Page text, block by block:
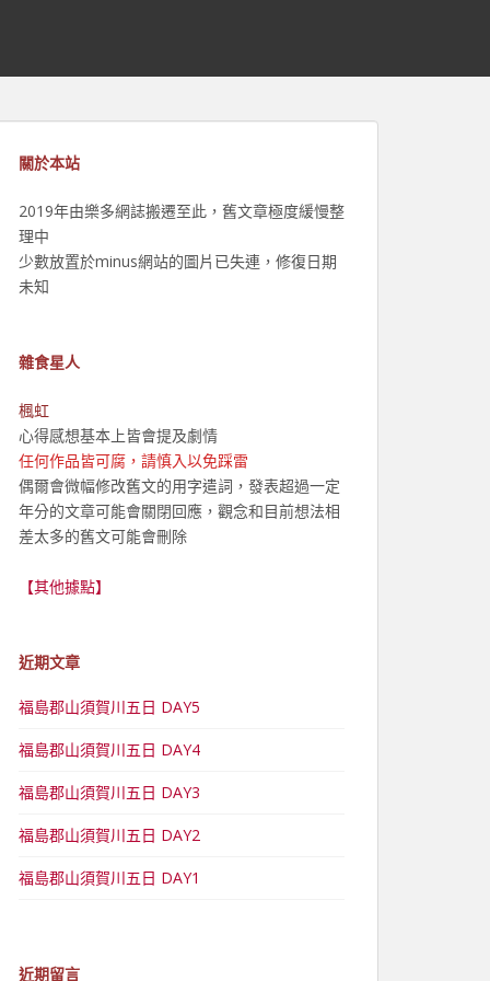
關於本站
2019年由樂多網誌搬遷至此，舊文章極度緩慢整
理中
少數放置於minus網站的圖片已失連，修復日期
未知
雜食星人
楓虹
心得感想基本上皆會提及劇情
任何作品皆可腐，請慎入以免踩雷
偶爾會微幅修改舊文的用字遣詞，發表超過一定
年分的文章可能會關閉回應，觀念和目前想法相
差太多的舊文可能會刪除
【其他據點】
近期文章
福島郡山須賀川五日 DAY5
福島郡山須賀川五日 DAY4
福島郡山須賀川五日 DAY3
福島郡山須賀川五日 DAY2
福島郡山須賀川五日 DAY1
近期留言